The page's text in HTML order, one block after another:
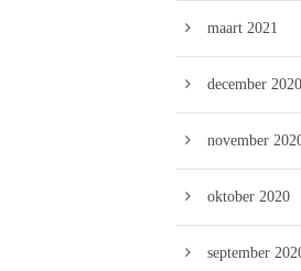
maart 2021
december 2020
november
oktober 2020
september